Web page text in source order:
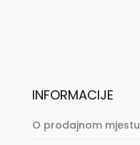
INFORMACIJE
O prodajnom mjestu